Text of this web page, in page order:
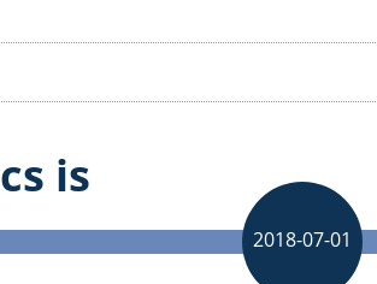
is
2018-07-01